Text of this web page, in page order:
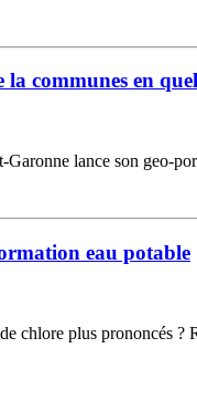
la communes en
Garonne lance son geo-
eau potable
chlore plus prononcés